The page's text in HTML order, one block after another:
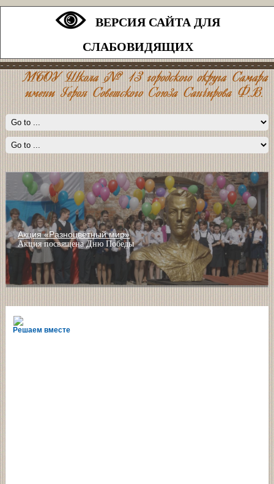
ВЕРСИЯ САЙТА ДЛЯ
СЛАБОВИДЯЩИХ
Акция «Разноцветный мир»
Акция посвящена Дню Победы
Решаем вместе